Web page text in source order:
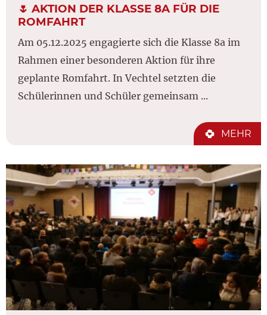
🌷 AKTION DER KLASSE 8A FÜR DIE
ROMFAHRT
Am 05.12.2025 engagierte sich die Klasse 8a im
Rahmen einer besonderen Aktion für ihre
geplante Romfahrt. In Vechtel setzten die
Schülerinnen und Schüler gemeinsam ...
MEHR